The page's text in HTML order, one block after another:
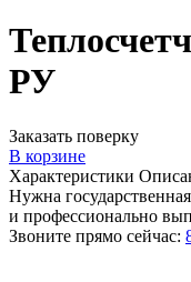
РУ
Заказать поверку
В корзине
Характеристики
Нужна
и профессионально
Звоните прямо сейчас: